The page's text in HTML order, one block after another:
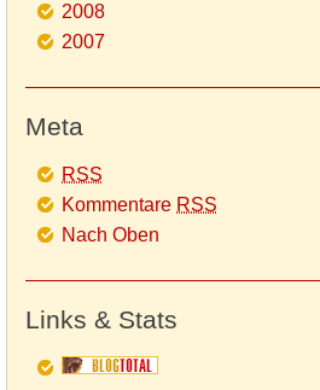
2008
2007
Meta
RSS
Kommentare RSS
Nach Oben
Links & Stats